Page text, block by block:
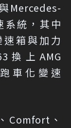
Mercedes-
系統，其中
速箱與加力
換上AMG
跑車化變速
Comfort、